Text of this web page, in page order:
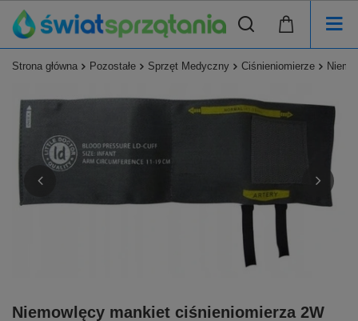
Strona główna Pozostałe Sprzęt Medyczny Ciśnieniomierze
Niemowlęcy mankiet ciśnieniomierza 2W